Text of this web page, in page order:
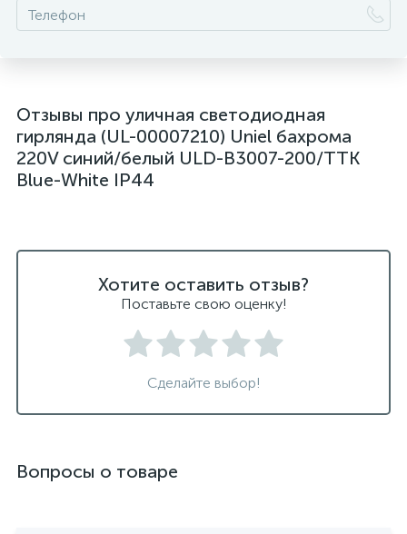
Отзывы про уличная светодиодная
гирлянда (UL-00007210) Uniel бахрома
220V синий/белый ULD-B3007-200/TTK
Blue-White IP44
Хотите оставить отзыв?
Поставьте свою оценку!
Сделайте выбор!
Вопросы о товаре